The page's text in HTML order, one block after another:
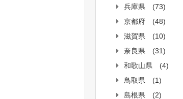
兵庫県
(73)
京都府
(48)
滋賀県
(10)
奈良県
(31)
和歌山県
(4)
鳥取県
(1)
島根県
(2)